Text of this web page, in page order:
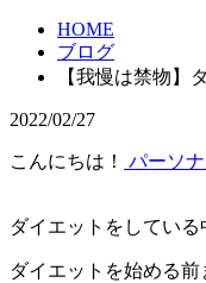
HOME
ブログ
【我慢は禁物】
2022/02/27
こんにちは！ パーソ
ダイエットをしてい
ダイエットを始める